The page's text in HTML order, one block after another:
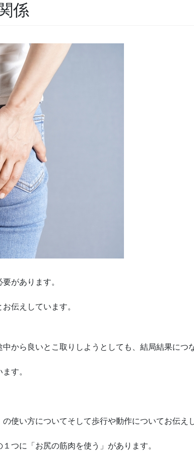
係
があります。
伝えしています。
から良いとこ取りしようとしても、結局結果につ
す。
使い方についてそして歩行や動作についてお伝え
つに「お尻の筋肉を使う」があります。